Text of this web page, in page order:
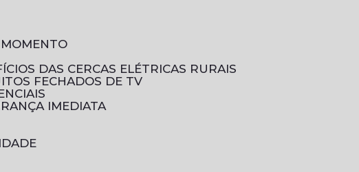
MOMENTO
DAS CERCAS ELÉTRICAS RURAIS
FECHADOS DE TV
IMEDIATA